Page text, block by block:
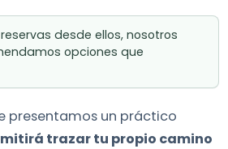
desde ellos, nosotros
opciones que
presentamos un práctico
trazar tu propio camino